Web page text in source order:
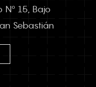
Nº 15, Bajo
Sebastián